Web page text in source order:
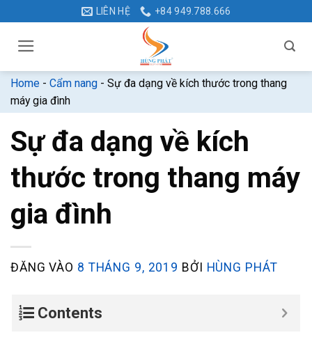
dung
LIÊN HỆ +84 949.788.666
Home - Cẩm nang - Sự đa dạng về kích thước trong thang
máy gia đình
Sự đa dạng về kích
thước trong thang máy
gia đình
ĐĂNG VÀO 8 THÁNG 9, 2019 BỞI HÙNG PHÁT
Contents